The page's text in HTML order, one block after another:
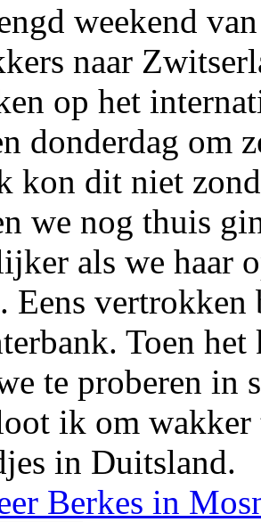
weekend
naar
op het
donderdag om
kon dit niet
we nog thuis
als we haar
Eens vertrokken
Toen
te proberen in
ik om
in Duitsland.
Berkes in